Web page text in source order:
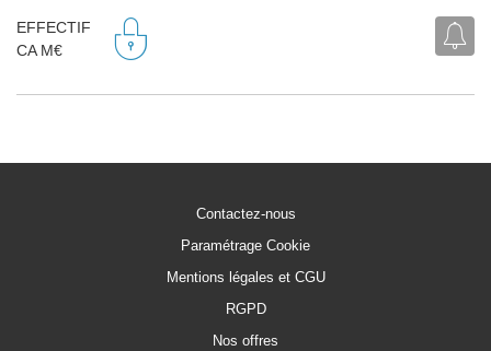
EFFECTIF
CA M€
Contactez-nous
Paramétrage Cookie
Mentions légales et CGU
RGPD
Nos offres